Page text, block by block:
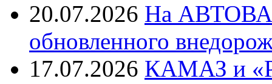
20.07.2026 На
обновленного
17.07.2026 КАМАЗ и